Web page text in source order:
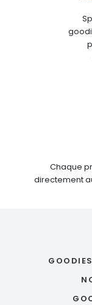
Chaque
directement